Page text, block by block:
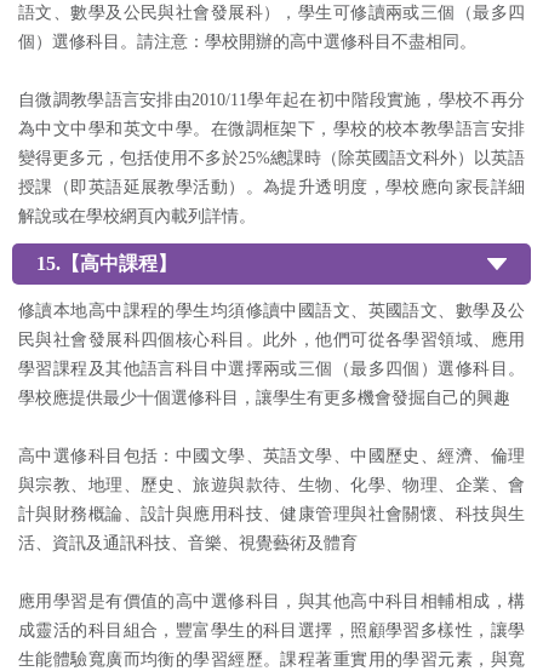
語文、數學及公民與社會發展科），學生可修讀兩或三個（最多四
個）選修科目。請注意：學校開辦的高中選修科目不盡相同。
自微調教學語言安排由2010/11學年起在初中階段實施，學校不再分
為中文中學和英文中學。在微調框架下，學校的校本教學語言安排
變得更多元，包括使用不多於25%總課時（除英國語文科外）以英語
授課（即英語延展教學活動）。為提升透明度，學校應向家長詳細
解說或在學校網頁內載列詳情。
15.【高中課程】
修讀本地高中課程的學生均須修讀中國語文、英國語文、數學及公
民與社會發展科四個核心科目。此外，他們可從各學習領域、應用
學習課程及其他語言科目中選擇兩或三個（最多四個）選修科目。
學校應提供最少十個選修科目，讓學生有更多機會發掘自己的興趣
高中選修科目包括：中國文學、英語文學、中國歷史、經濟、倫理
與宗教、地理、歷史、旅遊與款待、生物、化學、物理、企業、會
計與財務概論、設計與應用科技、健康管理與社會關懷、科技與生
活、資訊及通訊科技、音樂、視覺藝術及體育
應用學習是有價值的高中選修科目，與其他高中科目相輔相成，構
成靈活的科目組合，豐富學生的科目選擇，照顧學習多樣性，讓學
生能體驗寬廣而均衡的學習經歷。課程著重實用的學習元素，與寬